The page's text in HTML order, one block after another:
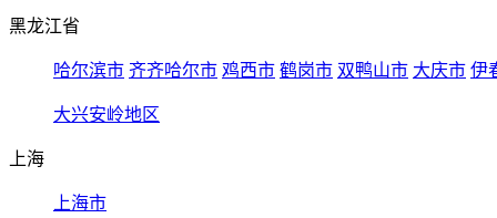
黑龙江省
哈尔滨市 齐齐哈尔市 鸡西市 鹤岗市 双鸭山市 大庆市 伊
大兴安岭地区
上海
上海市